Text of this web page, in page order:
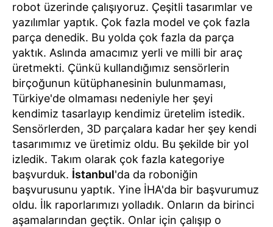
robot üzerinde çalışıyoruz. Çeşitli tasarımlar ve
yazılımlar yaptık. Çok fazla model ve çok fazla
parça denedik. Bu yolda çok fazla da parça
yaktık. Aslında amacımız yerli ve milli bir araç
üretmekti. Çünkü kullandığımız sensörlerin
birçoğunun kütüphanesinin bulunmaması,
Türkiye'de olmaması nedeniyle her şeyi
kendimiz tasarlayıp kendimiz üretelim istedik.
Sensörlerden, 3D parçalara kadar her şey kendi
tasarımımız ve üretimiz oldu. Bu şekilde bir yol
izledik. Takım olarak çok fazla kategoriye
başvurduk. İstanbul'da da roboniğin
başvurusunu yaptık. Yine İHA'da bir başvurumuz
oldu. İlk raporlarımızı yolladık. Onların da birinci
aşamalarından geçtik. Onlar için çalışıp o